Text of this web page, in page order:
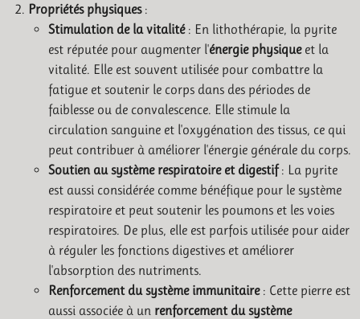
Propriétés physiques:
Stimulation de la vitalité: En lithothérapie, la pyrite
est réputée pour augmenter l'énergie physiqueet la
vitalité. Elle est souvent utilisée pour combattre la
fatigue et soutenir le corps dans des périodes de
faiblesse ou de convalescence. Elle stimule la
circulation sanguine et l'oxygénation des tissus, ce qui
peut contribuer à améliorer l'énergie générale du corps.
Soutien au système respiratoire et digestif: La pyrite
est aussi considérée comme bénéfique pour le système
respiratoire et peut soutenir les poumons et les voies
respiratoires. De plus, elle est parfois utilisée pour aider
à réguler les fonctions digestives et améliorer
l'absorption des nutriments.
Renforcement du système immunitaire: Cette pierre est
aussi associée à un renforcement du système